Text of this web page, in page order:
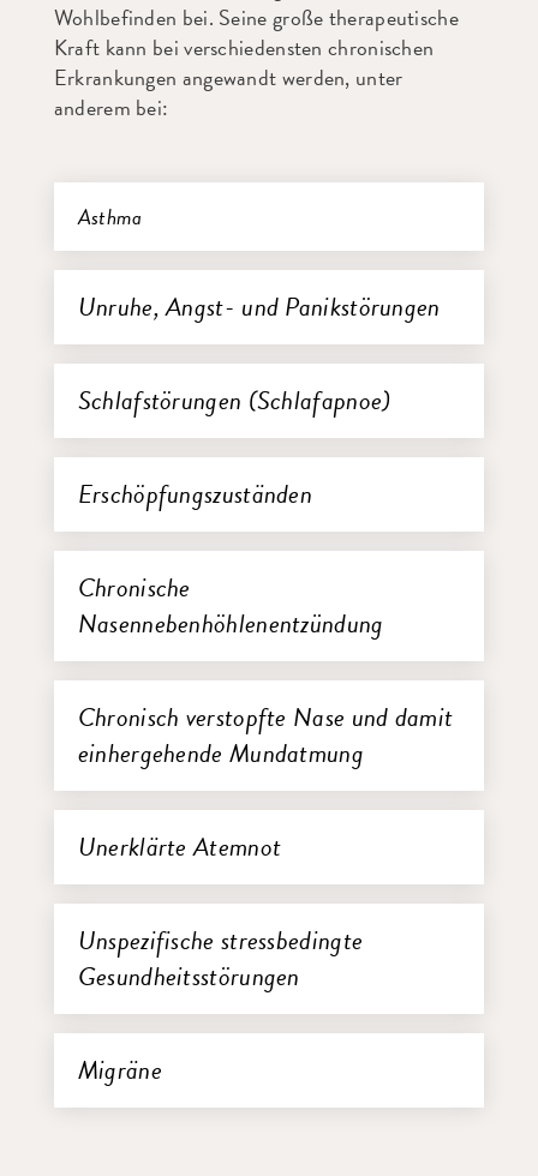
Wohlbefinden bei. Seine große therapeutische
Kraft kann bei verschiedensten chronischen
Erkrankungen angewandt werden, unter
anderem bei:
Asthma
Unruhe, Angst- und Panikstörungen
Schlafstörungen (Schlafapnoe)
Erschöpfungszuständen
Chronische
Nasennebenhöhlenentzündung
Chronisch verstopfte Nase und damit
einhergehende Mundatmung
Unerklärte Atemnot
Unspezifische stressbedingte
Gesundheitsstörungen
Migräne